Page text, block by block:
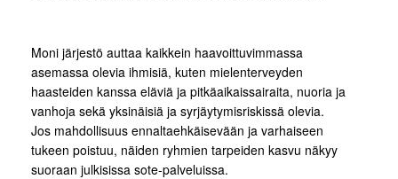
Moni järjestö auttaa kaikkein haavoittuvimmassa
asemassa olevia ihmisiä, kuten mielenterveyden
haasteiden kanssa eläviä ja pitkäaikaissairaita, nuoria ja
vanhoja sekä yksinäisiä ja syrjäytymisriskissä olevia.
Jos mahdollisuus ennaltaehkäisevään ja varhaiseen
tukeen poistuu, näiden ryhmien tarpeiden kasvu näkyy
suoraan julkisissa sote-palveluissa.